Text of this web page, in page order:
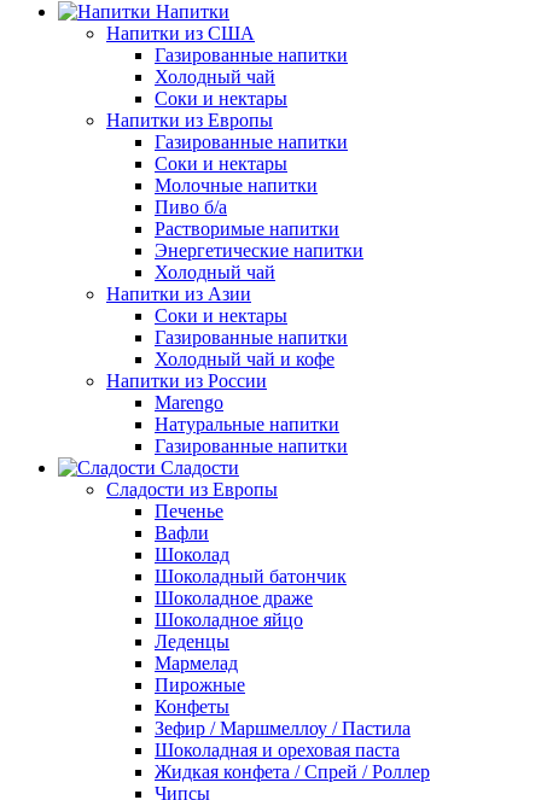
Напитки
Напитки из США
Газированные напитки
Холодный чай
Соки и нектары
Напитки из Европы
Газированные напитки
Соки и нектары
Молочные напитки
Пиво б/а
Растворимые напитки
Энергетические напитки
Холодный чай
Напитки из Азии
Соки и нектары
Газированные напитки
Холодный чай и кофе
Напитки из России
Marengo
Натуральные напитки
Газированные напитки
Сладости
Сладости из Европы
Печенье
Вафли
Шоколад
Шоколадный батончик
Шоколадное драже
Шоколадное яйцо
Леденцы
Мармелад
Пирожные
Конфеты
Зефир / Маршмеллоу / Пастила
Шоколадная и ореховая паста
Жидкая конфета / Спрей / Роллер
Чипсы